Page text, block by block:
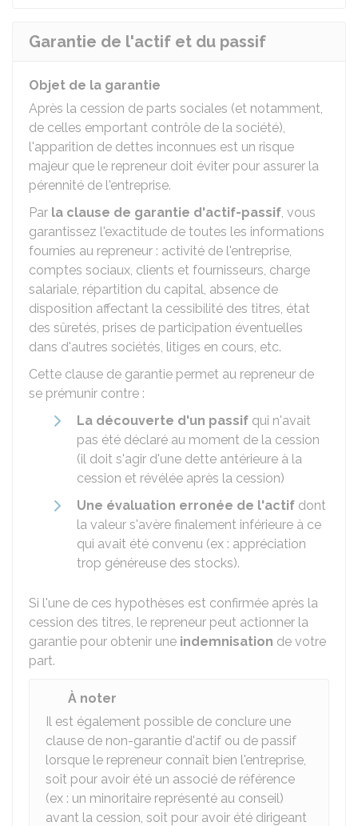
Garantie de l'actif et du passif
Objet de la garantie
Après la cession de parts sociales (et notamment,
de celles emportant contrôle de la société),
l'apparition de dettes inconnues est un risque
majeur que le repreneur doit éviter pour assurer la
pérennité de l'entreprise.
Par la clause de garantie d'actif-passif, vous
garantissez l'exactitude de toutes les informations
fournies au repreneur : activité de l'entreprise,
comptes sociaux, clients et fournisseurs, charge
salariale, répartition du capital, absence de
disposition affectant la cessibilité des titres, état
des sûretés, prises de participation éventuelles
dans d'autres sociétés, litiges en cours, etc.
Cette clause de garantie permet au repreneur de
se prémunir contre :
La découverte d'un passif qui n'avait
pas été déclaré au moment de la cession
(il doit s'agir d'une dette antérieure à la
cession et révélée après la cession)
Une évaluation erronée de l'actif dont
la valeur s'avère finalement inférieure à ce
qui avait été convenu (ex : appréciation
trop généreuse des stocks).
Si l'une de ces hypothèses est confirmée après la
cession des titres, le repreneur peut actionner la
garantie pour obtenir une indemnisation de votre
part.
À noter
Il est également possible de conclure une
clause de non-garantie d'actif ou de passif
lorsque le repreneur connaît bien l'entreprise,
soit pour avoir été un associé de référence
(ex : un minoritaire représenté au conseil)
avant la cession, soit pour avoir été dirigeant